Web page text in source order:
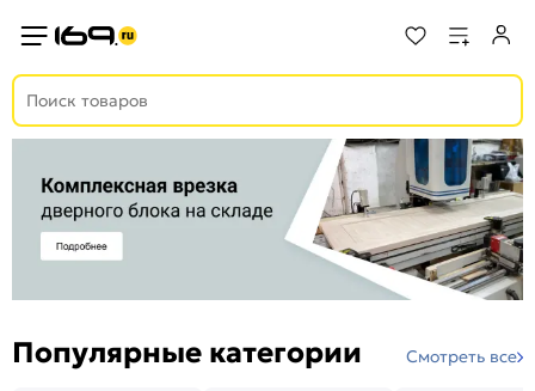
Популярные категории Смотреть все